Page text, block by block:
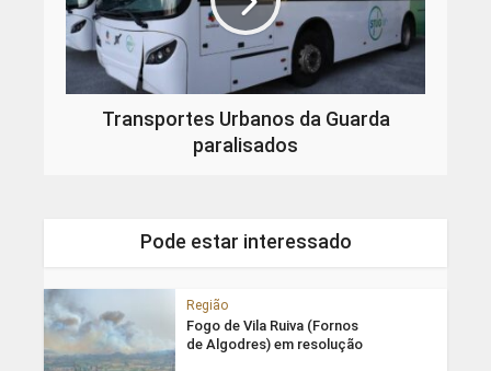
Transportes Urbanos da Guarda
paralisados
Pode estar interessado
Região
Fogo de Vila Ruiva (Fornos
de Algodres) em resolução